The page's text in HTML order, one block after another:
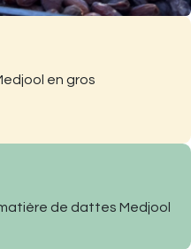
en gros
de dattes Medjool